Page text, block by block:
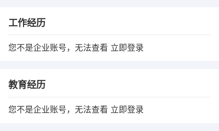
工作经历
您不是企业账号，无法查看 立即登录
教育经历
您不是企业账号，无法查看 立即登录